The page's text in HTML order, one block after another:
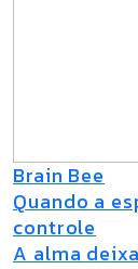
Brain Bee
Quando a
controle
A alma